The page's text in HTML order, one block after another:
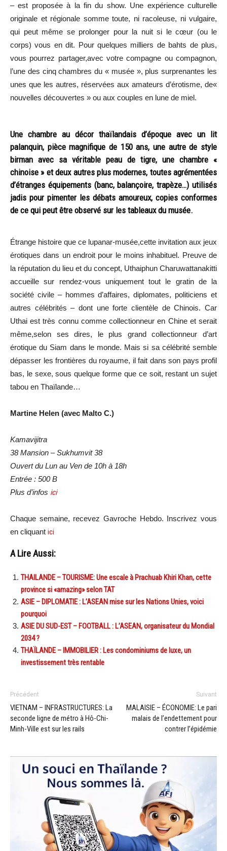
– est proposée à la fin du show. Une expérience culturelle
originale et régionale somme toute, ni racoleuse, ni vulgaire,
qui peut même se prolonger pour la nuit si le cœur (ou le
corps) vous en dit. Pour quelques milliers de bahts de plus,
vous pourrez partager,avec votre compagne ou compagnon,
l’une des cinq chambres du « musée », plus surprenantes les
unes que les autres, réservées aux amateurs d’érotisme, de«
nouvelles découvertes » ou aux couples en lune de miel.
Une chambre au décor thaïlandais d’époque avec un lit
palanquin, pièce magnifique de 150 ans, une autre de style
birman avec sa véritable peau de tigre, une chambre «
chinoise » et deux autres plus modernes, toutes agrémentées
d’étranges équipements (banc, balançoire, trapèze…) utilisés
jadis pour pimenter les débats amoureux, copies conformes
de ce qui peut être observé sur les tableaux du musée.
Étrange histoire que ce lupanar-musée,cette invitation aux jeux
érotiques dans un endroit pour le moins inhabituel. Preuve de
la réputation du lieu et du concept, Uthaiphun Charuwattanakitti
accueille sur rendez-vous uniquement tout le gratin de la
société civile – hommes d’affaires, diplomates, politiciens et
autres célébrités – dont une forte clientèle de Chinois. Car
Uthai est très connu comme collectionneur en Chine et serait
même,selon ses dires, le plus grand collectionneur d’art
érotique du Siam dans le monde. Mais si sa célébrité semble
dépasser les frontières du royaume, il fait dans son pays profil
bas, le sexe, sous quelque forme que ce soit, restant un sujet
tabou en Thaïlande…
Martine Helen (avec Malto C.)
Kamavijitra
38 Mansion – Sukhumvit 38
Ouvert du Lun au Ven de 10h à 18h
Entrée : 500 B
Plus d’infos ici
Chaque semaine, recevez Gavroche Hebdo. Inscrivez vous
en cliquant ici
A Lire Aussi:
THAILANDE – TOURISME: Une escale à Prachuab Khiri Khan, cette
province si «amazing» selon TAT
ASIE – DIPLOMATIE : L’ASEAN mise sur les Nations Unies, voici
pourquoi
ASIE DU SUD-EST – FOOTBALL : L’ASEAN, organisateur du Mondial
2034 ?
THAÏLANDE – IMMOBILIER : Les condominiums de luxe, un
investissement très rentable
Précédent
VIETNAM – INFRASTRUCTURES: La
seconde ligne de métro à Hô-Chi-
Minh-Ville est sur les rails
Suivant
MALAISIE – ÉCONOMIE: Le pari
malais de l’endettement pour
contrer l’épidémie